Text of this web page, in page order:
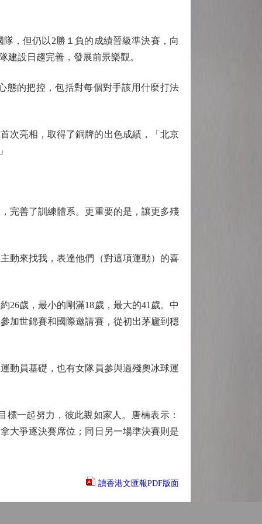
，但仍以2勝１負的成績晉級準決賽，向
設日趨完善，發展前景樂觀。
的把控，包括對每個對手該用什麼打法
次亮相，取得了銅牌的出色成績，「北京
善了訓練體系。更重要的是，讓更多殘
來找我，表達他們（對這項運動）的喜
歲，最小的剛滿18歲，最大的41歲。中
加世錦賽和國際邀請賽，從初出茅廬到穩
員基礎，也有女隊員參與過殘奧冰球運
一起努力，彼此親如家人。唐楠表示：
大爭逐決賽席位；同日另一場準決賽則是
讀香港文匯報PDF版面